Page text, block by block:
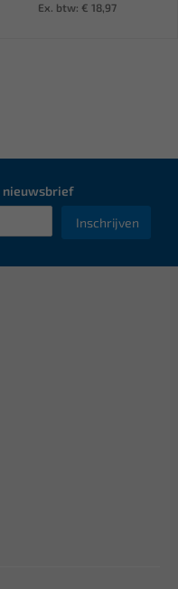
Ex. btw: € 18,97
nieuwsbrief
Inschrijven